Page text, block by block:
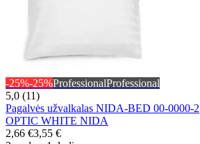
-25%-25%ProfessionalProfessional
5,0 (11)
Pagalvės užvalkalas NIDA-BED 00-0000-2
OPTIC WHITE NIDA
2,66 €3,55 €